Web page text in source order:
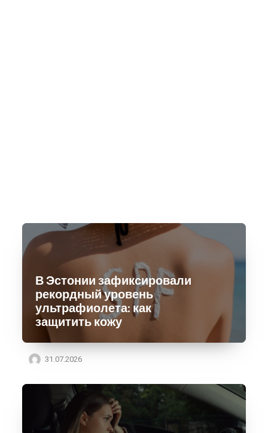
В Эстонии зафиксировали
рекордный уровень
ультрафиолета: как
защитить кожу
31.07.2026